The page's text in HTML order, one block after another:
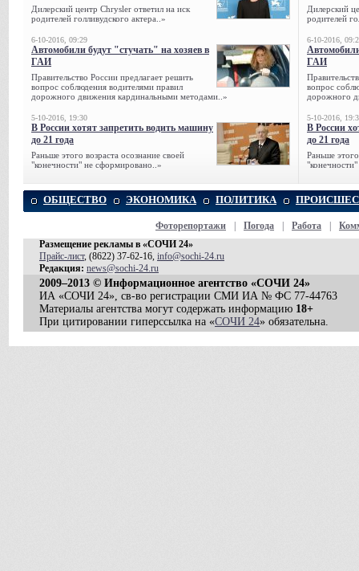
Дилерский центр Chrysler ответил на иск
родителей голливудского актера..»
6-10-2016, 09:29
Автомобили будут "стучать" на хозяев в
ГАИ
Правительство России предлагает решить
вопрос соблюдения водителями правил
дорожного движения кардинальными методами..»
5-10-2016, 19:30
В России хотят запретить водить машину
до 21 года
Раньше этого возраста осознание своей
"конечности" не сформировано..»
Дилерский
родителей
6-10-2016,
ГАИ
вопрос
дорожного
5-10-2016,
В России
до 21 года
Раньше
ОБЩЕСТВО ЭКОНОМИКА ПОЛИТИКА
Фоторепортажи Погода Работа
Размещение рекламы в «СОЧИ 24»
Прайс-лист, (8622) 37-62-16, info@sochi-24.ru
Редакция: news@sochi-24.ru
2009–2013 © Информационное агентство «СОЧИ 24»
ИА «СОЧИ 24», св-во регистрации СМИ ИА № ФС 77-44763
Материалы агентства могут содержать информацию 18+
При цитировании гиперссылка на «СОЧИ 24» обязательна.